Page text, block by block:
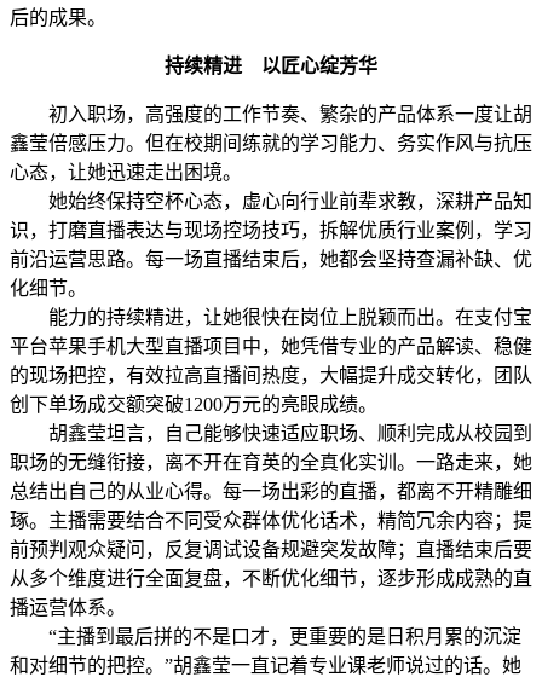
后的成果。
持续精进 以匠心绽芳华
初入职场，高强度的工作节奏、繁杂的产品体系一度让胡
鑫莹倍感压力。但在校期间练就的学习能力、务实作风与抗压
心态，让她迅速走出困境。
她始终保持空杯心态，虚心向行业前辈求教，深耕产品知
识，打磨直播表达与现场控场技巧，拆解优质行业案例，学习
前沿运营思路。每一场直播结束后，她都会坚持查漏补缺、优
化细节。
能力的持续精进，让她很快在岗位上脱颖而出。在支付宝
平台苹果手机大型直播项目中，她凭借专业的产品解读、稳健
的现场把控，有效拉高直播间热度，大幅提升成交转化，团队
创下单场成交额突破1200万元的亮眼成绩。
胡鑫莹坦言，自己能够快速适应职场、顺利完成从校园到
职场的无缝衔接，离不开在育英的全真化实训。一路走来，她
总结出自己的从业心得。每一场出彩的直播，都离不开精雕细
琢。主播需要结合不同受众群体优化话术，精简冗余内容；提
前预判观众疑问，反复调试设备规避突发故障；直播结束后要
从多个维度进行全面复盘，不断优化细节，逐步形成成熟的直
播运营体系。
“主播到最后拼的不是口才，更重要的是日积月累的沉淀
和对细节的把控。”胡鑫莹一直记着专业课老师说过的话。她